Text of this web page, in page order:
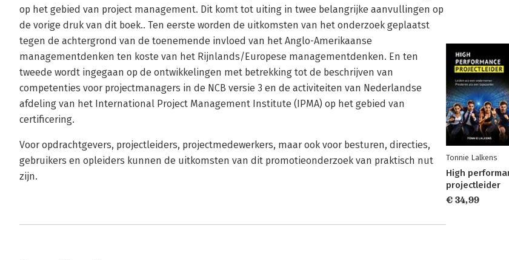
op het gebied van project management. Dit komt tot uiting in twee belangrijke aanvullingen op
de vorige druk van dit boek.. Ten eerste worden de uitkomsten van het onderzoek geplaatst
tegen de achtergrond van de toenemende invloed van het Anglo-Amerikaanse
managementdenken ten koste van het Rijnlands/Europese managementdenken. En ten
tweede wordt ingegaan op de ontwikkelingen met betrekking tot de beschrijven van
competenties voor projectmanagers in de NCB versie 3 en de activiteiten van Nederlandse
afdeling van het International Project Management Institute (IPMA) op het gebied van
certificering.
Voor opdrachtgevers, projectleiders, projectmedewerkers, maar ook voor besturen, directies,
gebruikers en opleiders kunnen de uitkomsten van dit promotieonderzoek van praktisch nut
zijn.
Tonnie Lalkens
High
projectleider
€ 34,99